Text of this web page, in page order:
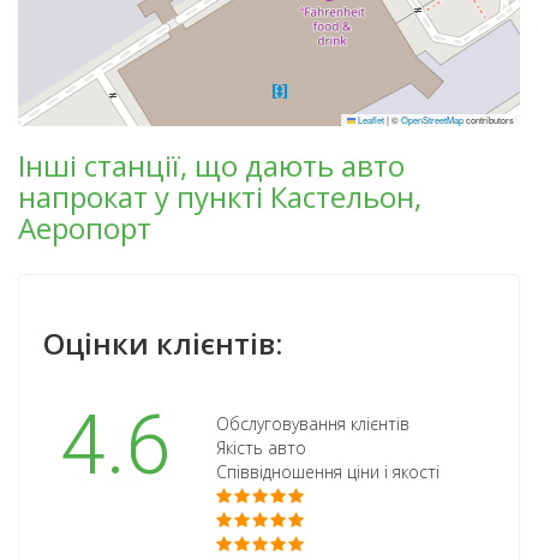
Leaflet|©OpenStreetMapcontributors
Інші станції, що дають авто
напрокат у пункті Кастельон,
Аеропорт
Оцінки клієнтів:
4.6
Обслуговування клієнтів
Якість авто
Співвідношення ціни і якості